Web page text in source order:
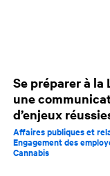
Se préparer à la
une
d’enjeux
Affaires publiques et
Engagement des
Cannabis